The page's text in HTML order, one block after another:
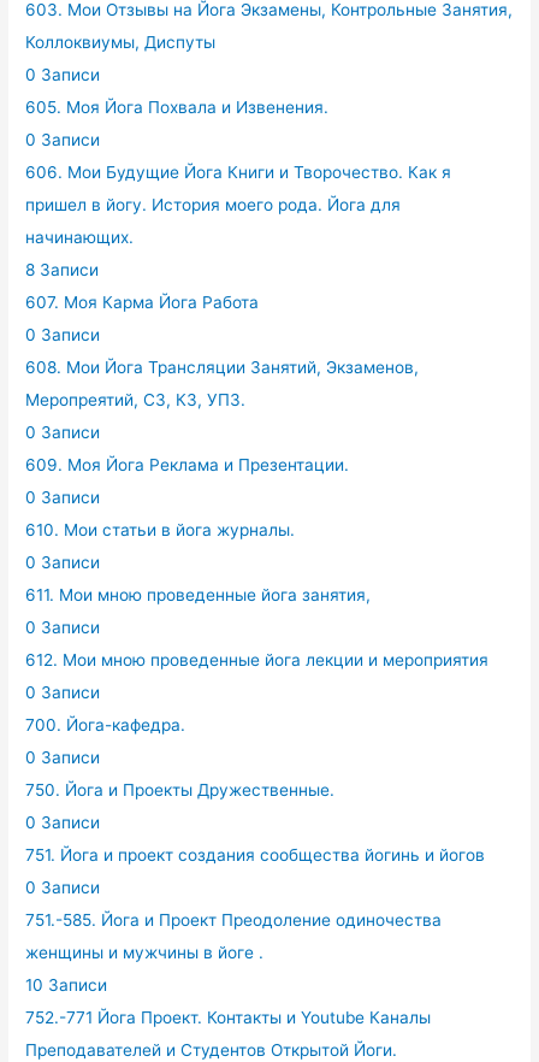
603. Мои Отзывы на Йога Экзамены, Контрольные Занятия,
Коллоквиумы, Диспуты
0 Записи
605. Моя Йога Похвала и Извенения.
0 Записи
606. Мои Будущие Йога Книги и Творочество. Как я
пришел в йогу. История моего рода. Йога для
начинающих.
8 Записи
607. Моя Карма Йога Работа
0 Записи
608. Мои Йога Трансляции Занятий, Экзаменов,
Меропреятий, СЗ, КЗ, УПЗ.
0 Записи
609. Моя Йога Реклама и Презентации.
0 Записи
610. Мои статьи в йога журналы.
0 Записи
611. Мои мною проведенные йога занятия,
0 Записи
612. Мои мною проведенные йога лекции и мероприятия
0 Записи
700. Йога-кафедра.
0 Записи
750. Йога и Проекты Дружественные.
0 Записи
751. Йога и проект создания сообщества йогинь и йогов
0 Записи
751.-585. Йога и Проект Преодоление одиночества
женщины и мужчины в йоге .
10 Записи
752.-771 Йога Проект. Контакты и Youtube Каналы
Преподавателей и Студентов Открытой Йоги.